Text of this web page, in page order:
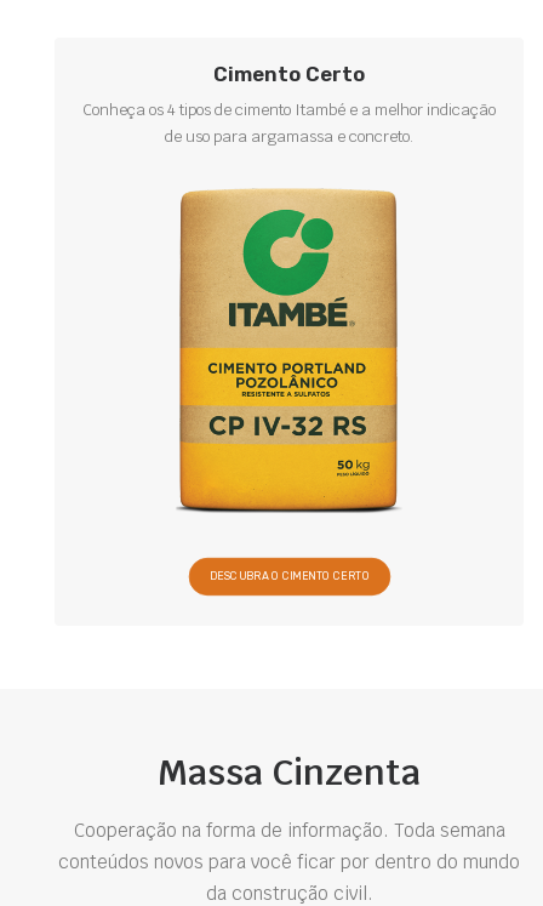
Cimento Certo
Conheça os 4 tipos de cimento Itambé e a melhor indicação
de uso para argamassa e concreto.
DESCUBRA O CIMENTO CERTO
Massa Cinzenta
Cooperação na forma de informação. Toda semana
conteúdos novos para você ficar por dentro do mundo
da construção civil.